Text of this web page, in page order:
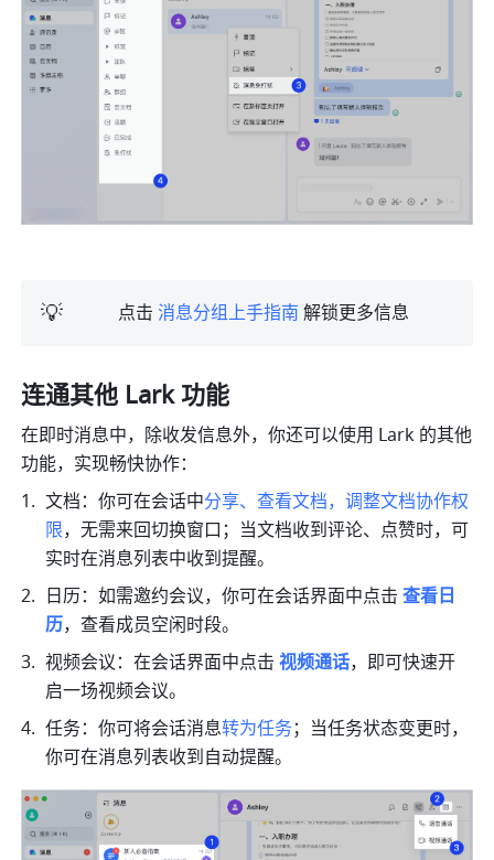
💡 点击 消息分组上手指南 解锁更多信息
连通其他 Lark 功能
在即时消息中，除收发信息外，你还可以使用 Lark 的其他
功能，实现畅快协作：
文档：你可在会话中分享、查看文档，调整文档协作权
限，无需来回切换窗口；当文档收到评论、点赞时，可
实时在消息列表中收到提醒。
日历：如需邀约会议，你可在会话界面中点击 查看日
历，查看成员空闲时段。
视频会议：在会话界面中点击 视频通话，即可快速开
启一场视频会议。
任务：你可将会话消息转为任务；当任务状态变更时，
你可在消息列表收到自动提醒。